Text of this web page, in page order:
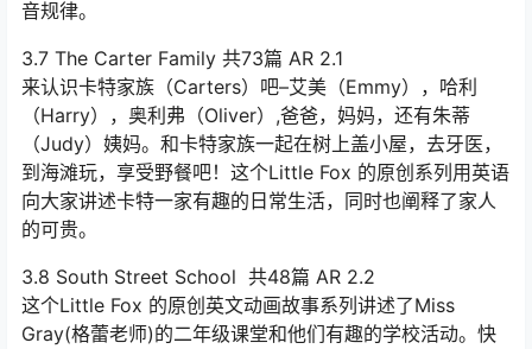
音规律。
3.7 The Carter Family 共73篇 AR 2.1
来认识卡特家族（Carters）吧–艾美（Emmy），哈利
（Harry），奥利弗（Oliver）,爸爸，妈妈，还有朱蒂
（Judy）姨妈。和卡特家族一起在树上盖小屋，去牙医，
到海滩玩，享受野餐吧！这个Little Fox 的原创系列用英语
向大家讲述卡特一家有趣的日常生活，同时也阐释了家人
的可贵。
3.8 South Street School 共48篇 AR 2.2
这个Little Fox 的原创英文动画故事系列讲述了Miss
Gray(格蕾老师)的二年级课堂和他们有趣的学校活动。快